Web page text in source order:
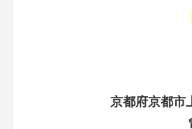
京都府京都市